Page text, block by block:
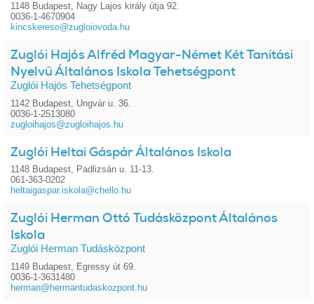
1148 Budapest, Nagy Lajos király útja 92.
0036-1-4670904
kincskereso@zugloiovoda.hu
Zuglói Hajós Alfréd Magyar-Német Két Tanítási
Nyelvű Általános Iskola Tehetségpont
Zuglói Hajós Tehetségpont
1142 Budapest, Ungvár u. 36.
0036-1-2513080
zugloihajos@zugloihajos.hu
Zuglói Heltai Gáspár Általános Iskola
1148 Budapest, Padlizsán u. 11-13.
061-363-0202
heltaigaspar.iskola@chello.hu
Zuglói Herman Ottó Tudásközpont Általános
Iskola
Zuglói Herman Tudásközpont
1149 Budapest, Egressy út 69.
0036-1-3631480
herman@hermantudaskozpont.hu